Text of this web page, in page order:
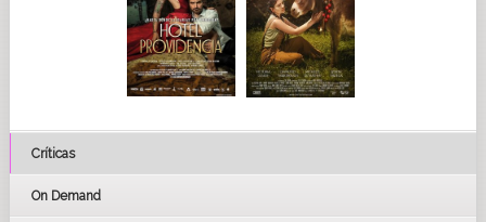
Críticas
On Demand